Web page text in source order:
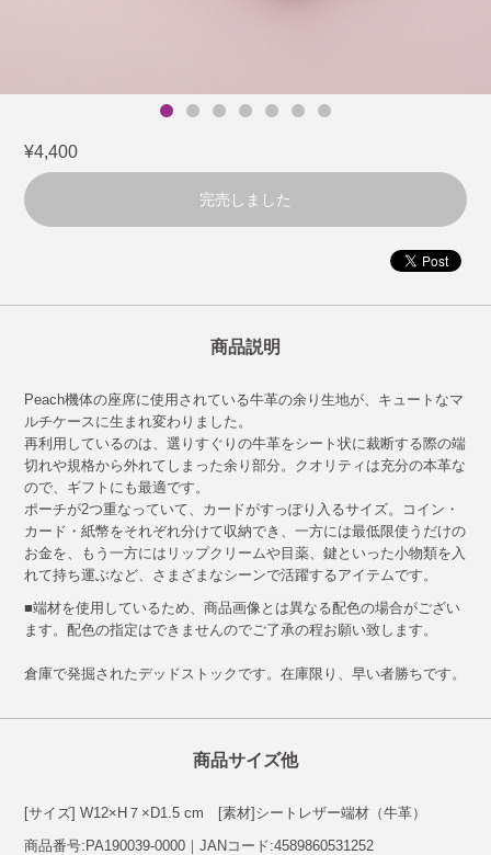
¥4,400
完売しました
商品説明
Peach機体の座席に使用されている牛革の余り生地が、キュートなマ
ルチケースに生まれ変わりました。
再利用しているのは、選りすぐりの牛革をシート状に裁断する際の端
切れや規格から外れてしまった余り部分。クオリティは充分の本革な
ので、ギフトにも最適です。
ポーチが2つ重なっていて、カードがすっぽり入るサイズ。コイン・
カード・紙幣をそれぞれ分けて収納でき、一方には最低限使うだけの
お金を、もう一方にはリップクリームや目薬、鍵といった小物類を入
れて持ち運ぶなど、さまざまなシーンで活躍するアイテムです。
■端材を使用しているため、商品画像とは異なる配色の場合がござい
ます。配色の指定はできませんのでご了承の程お願い致します。
倉庫で発掘されたデッドストックです。在庫限り、早い者勝ちです。
商品サイズ他
[サイズ] W12×H７×D1.5 cm [素材]シートレザー端材（牛革）
商品番号:PA190039-0000｜JANコード:4589860531252